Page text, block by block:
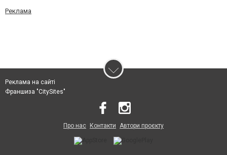
Реклама
Реклама на сайті
Франшиза "CitySites"
Про нас Контакти Автори проєкту